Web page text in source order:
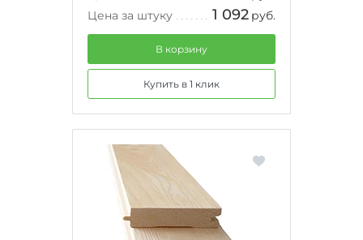
Цена за штуку
1 092 руб.
В корзину
Купить в 1 клик